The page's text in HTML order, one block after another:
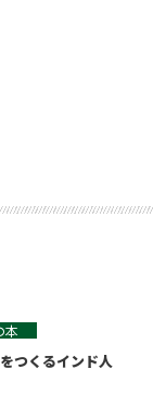
本
つくるインド人